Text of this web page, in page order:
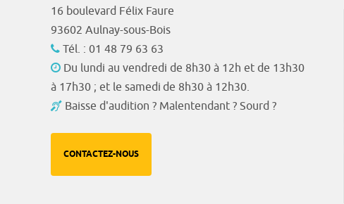
16 boulevard Félix Faure
93602 Aulnay-sous-Bois
Tél. : 01 48 79 63 63
Du lundi au vendredi de 8h30 à 12h et de 13h30
à 17h30 ; et le samedi de 8h30 à 12h30.
Baisse d'audition ? Malentendant ? Sourd ?
CONTACTEZ-NOUS